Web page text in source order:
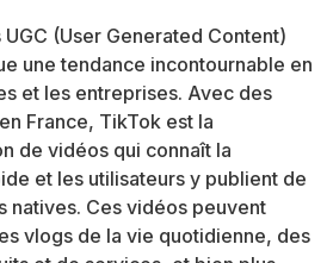
(User Generated Content)
une tendance incontournable en
et les entreprises. Avec des
France, TikTok est la
de vidéos qui connaît la
et les utilisateurs y publient de
natives. Ces vidéos peuvent
vlogs de la vie quotidienne, des